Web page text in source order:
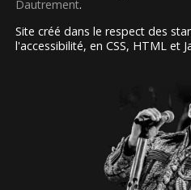
Dautrement.
Site créé dans le respect des
l'accessibilité, en CSS, HTML et